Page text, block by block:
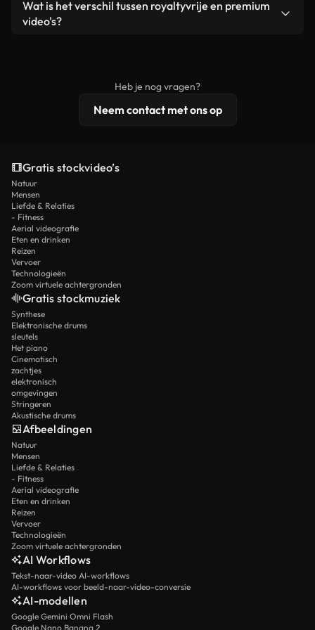
een losstaand product.
remixen. Zorg er wel voor dat het eindproduct
Wat is het verschil tussen royaltyvrije en premium
video's?
licentiebescherming omvat.
Heb je nog vragen?
Neem contact met ons op
Gratis stockvideo’s
Natuur
Mensen
Liefde & Relaties
- Fitness
Aerial videografie
Eten en drinken
Reizen
Vervoer
Technologieën
Zoom virtuele achtergronden
Gratis stockmuziek
Synthese
Elektronische drums
sleutels
Het piano
Cinematisch
zachtjes
elektronisch
omgevingen
Stringeren
Akustische drums
Afbeeldingen
Natuur
Mensen
Liefde & Relaties
- Fitness
Aerial videografie
Eten en drinken
Reizen
Vervoer
Technologieën
Zoom virtuele achtergronden
AI Workflows
Tekst-naar-video AI-workflows
AI-workflows voor beeld-naar-video-conversie
AI-modellen
Google Gemini Omni Flash
Google Nano Banana 2